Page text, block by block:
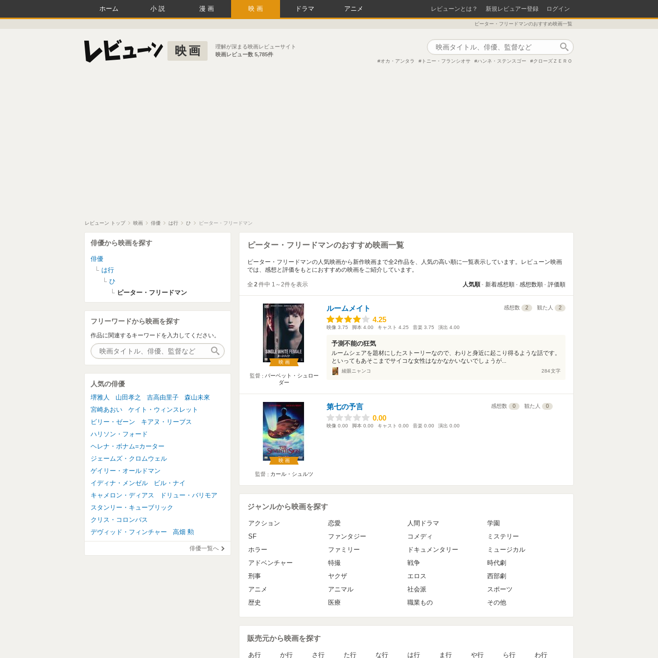
ホーム 小説 漫画 映画 ドラマ アニメ レビューンとは？ 新規レビュアー登録 ログイン
ピーター・フリードマンのおすすめ映画一覧
映画
理解が深まる映画レビューサイト
映画レビュー数 5,785件
オカ・アンタラ トニー・フランシオサ ハンネ・ステンスゴー クローズＺＥＲＯ
レビューン トップ 映画 俳優 は行 ひ ピーター・フリードマン
ピーター・フリードマンのおすすめ映画一覧
ピーター・フリードマンの人気映画から新作映画まで全2作品を、人気の高い順に一覧表示しています。レビューン映画
では、感想と評価をもとにおすすめの映画をご紹介しています。
全 2件中 1～2件を表示 人気順 新着感想順 感想数順 評価順
映画
監督
バーベット・シュロー
ダー
ルームメイト 感想数 2 観た人 2
4.25
4.25
映像 3.75 脚本 4.00 キャスト 4.25 音楽 3.75 演出 4.00
予測不能の狂気
ルームシェアを題材にしたストーリーなので、わりと身近に起こり得るような話です。
といってもあそこまでサイコな女性はなかなかいないでしょうが...
綾眼ニャンコ 284文字
映画
監督 カール・シュルツ
第七の予言 感想数 0 観た人 0
0.00
0.00
映像 0.00 脚本 0.00 キャスト 0.00 音楽 0.00 演出 0.00
ジャンルから映画を探す
アクション 恋愛 人間ドラマ
学園
SF
ファンタジー コメディ
ミステリー
ホラー
ファミリー ドキュメンタリー
ミュージカル
アドベンチャー
特撮 戦争
時代劇
刑事
ヤクザ エロス
西部劇
アニメ
アニマル 社会派
スポーツ
歴史
医療 職業もの その他
販売元から映画を探す
あ行 か行 さ行 た行 な行 は行 ま行 や行 ら行 わ行
俳優から映画を探す
俳優
は行
ひ
ピーター・フリードマン
フリーワードから映画を探す
作品に関連するキーワードを入力してください。
人気の俳優
堺雅人 山田孝之 吉高由里子
森山未來
宮崎あおい
ケイト・ウィンスレット
ビリー・ゼーン
キアヌ・リーブス
ハリソン・フォード
ヘレナ・ボナム=カーター
ジェームズ・クロムウェル
ゲイリー・オールドマン
イディナ・メンゼル
ビル・ナイ
キャメロン・ディアス
ドリュー・バリモア
スタンリー・キューブリック
クリス・コロンバス
デヴィッド・フィンチャー
高畑 勲
俳優一覧へ